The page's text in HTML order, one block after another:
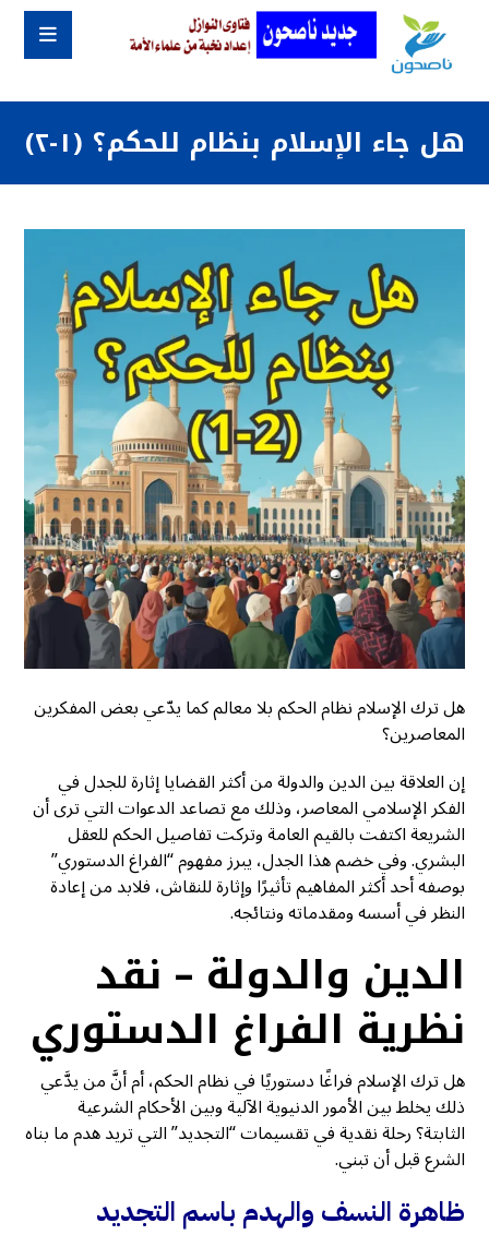
هل جاء الإسلام بنظام للحكم؟ (١-٢)
هل ترك الإسلام نظام الحكم بلا معالم كما يدّعي بعض المفكرين
المعاصرين؟
إن العلاقة بين الدين والدولة من أكثر القضايا إثارة للجدل في
الفكر الإسلامي المعاصر، وذلك مع تصاعد الدعوات التي ترى أن
الشريعة اكتفت بالقيم العامة وتركت تفاصيل الحكم للعقل
البشري. وفي خضم هذا الجدل، يبرز مفهوم “الفراغ الدستوري”
بوصفه أحد أكثر المفاهيم تأثيرًا وإثارة للنقاش، فلابد من إعادة
النظر في أسسه ومقدماته ونتائجه.
الدين والدولة – نقد
نظرية الفراغ الدستوري
هل ترك الإسلام فراغًا دستوريًا في نظام الحكم، أم أنَّ من يدَّعي
ذلك يخلط بين الأمور الدنيوية الآلية وبين الأحكام الشرعية
الثابتة؟ رحلة نقدية في تقسيمات “التجديد” التي تريد هدم ما بناه
الشرع قبل أن تبني.
ظاهرة النسف والهدم باسم التجديد